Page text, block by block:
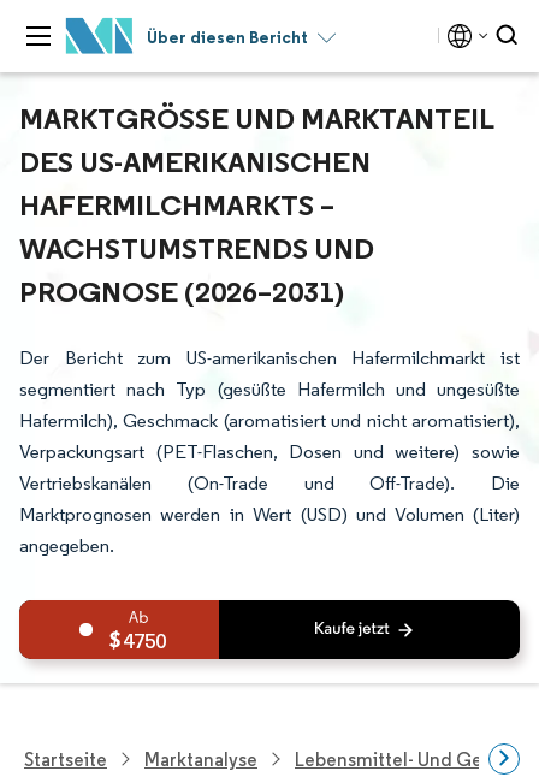
Über diesen Bericht
MARKTGRÖSSE UND MARKTANTEIL D
ES US-AMERIKANISCHEN H
AFERMILCHMARKTS – W
ACHSTUMSTRENDS UND P
ROGNOSE (2026–2031)
Der Bericht zum US-amerikanischen Hafermilchmarkt ist
segmentiert nach Typ (gesüßte Hafermilch und ungesüßte
Hafermilch), Geschmack (aromatisiert und nicht aromatisiert),
Verpackungsart (PET-Flaschen, Dosen und weitere) sowie
Vertriebskanälen (On-Trade und Off-Trade). Die
Marktprognosen werden in Wert (USD) und Volumen (Liter)
angegeben.
4750
Startseite Marktanalyse Lebensmittel- Und